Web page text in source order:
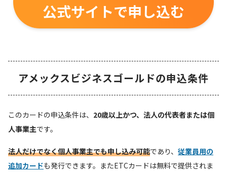
公式サイトで申し込む
アメックスビジネスゴールドの申込条件
このカードの申込条件は、 20歳以上かつ、法人の代表者または個
人事業主です。
法人だけでなく個人事業主でも申し込み可能であり、 従業員用の
追加カードも発行できます。またETCカードは無料で提供されま